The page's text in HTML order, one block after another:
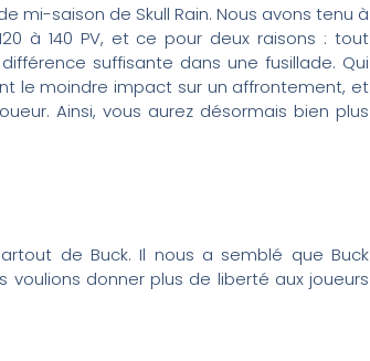
mi-saison de Skull Rain. Nous avons tenu à
à 140 PV, et ce pour deux raisons : tout
suffisante dans une fusillade. Qui
le moindre impact sur un affrontement, et
Ainsi, vous aurez désormais bien plus
de Buck. Il nous a semblé que Buck
donner plus de liberté aux joueurs